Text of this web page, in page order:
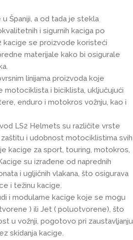
Španiji, a od tada je stekla
i sigurnih kaciga po
kacige se proizvode koristeći
materijale kako bi osigurale
linijama proizvoda koje
motociklista i biciklista, uključujući
enduro i motokros vožnju, kao i
LS2 Helmets su različite vrste
i udobnost motociklistima svih
kacige za sport, touring, motokros,
su izrađene od naprednih
i ugljičnih vlakana, što osigurava
i težinu kacige.
i modularne kacige koje se mogu
) ili Jet ( poluotvorene), što
u vožnji, pogotovo pri zaustavljanju
skidanja kacige.